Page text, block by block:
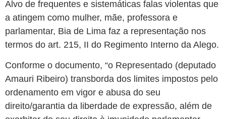
Alvo de frequentes e sistemáticas falas violentas que
a atingem como mulher, mãe, professora e
parlamentar, Bia de Lima faz a representação nos
termos do art. 215, II do Regimento Interno da Alego.
Conforme o documento, “o Representado (deputado
Amauri Ribeiro) transborda dos limites impostos pelo
ordenamento em vigor e abusa do seu
direito/garantia da liberdade de expressão, além de